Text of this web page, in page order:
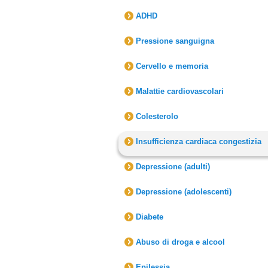
ADHD
Pressione sanguigna
Cervello e memoria
Malattie cardiovascolari
Colesterolo
Insufficienza cardiaca congestizia
Depressione (adulti)
Depressione (adolescenti)
Diabete
Abuso di droga e alcool